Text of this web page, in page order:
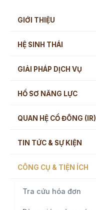
GIỚI THIỆU
HỆ SINH THÁI
GIẢI PHÁP DỊCH VỤ
HỒ SƠ NĂNG LỰC
QUAN HỆ CỔ ĐÔNG (IR)
TIN TỨC & SỰ KIỆN
CÔNG CỤ & TIỆN ÍCH
Tra cứu hóa đơn